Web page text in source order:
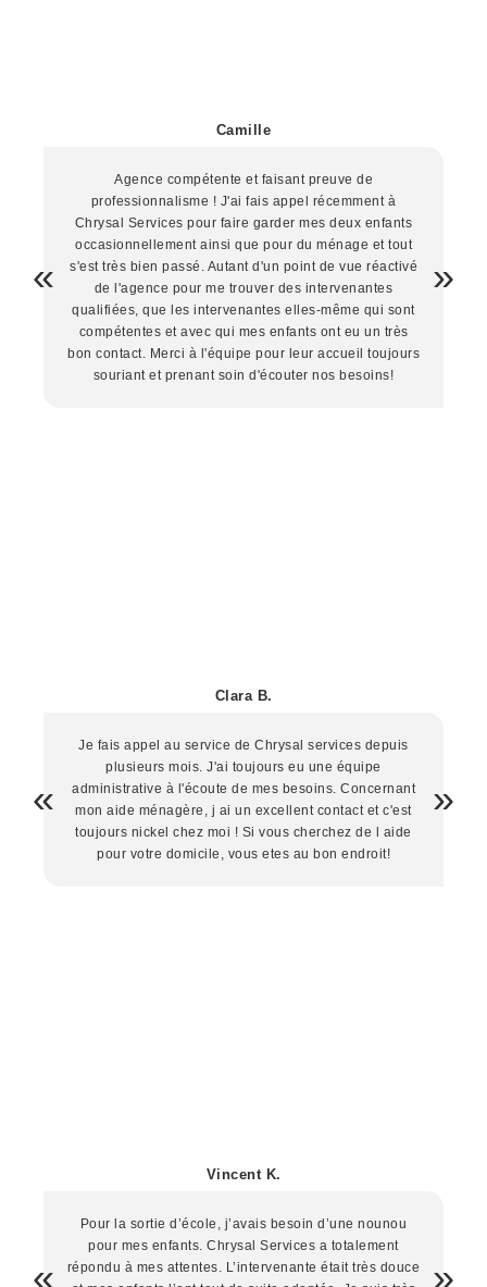
Camille
Agence compétente et faisant preuve de
professionnalisme ! J'ai fais appel récemment à
Chrysal Services pour faire garder mes deux enfants
occasionnellement ainsi que pour du ménage et tout
s'est très bien passé. Autant d'un point de vue réactivé
de l'agence pour me trouver des intervenantes
qualifiées, que les intervenantes elles-même qui sont
compétentes et avec qui mes enfants ont eu un très
bon contact. Merci à l'équipe pour leur accueil toujours
souriant et prenant soin d'écouter nos besoins!
Clara B.
Je fais appel au service de Chrysal services depuis
plusieurs mois. J'ai toujours eu une équipe
administrative à l'écoute de mes besoins. Concernant
mon aide ménagère, j ai un excellent contact et c'est
toujours nickel chez moi ! Si vous cherchez de l aide
pour votre domicile, vous etes au bon endroit!
Vincent K.
Pour la sortie d’école, j’avais besoin d’une nounou
pour mes enfants. Chrysal Services a totalement
répondu à mes attentes. L’intervenante était très douce